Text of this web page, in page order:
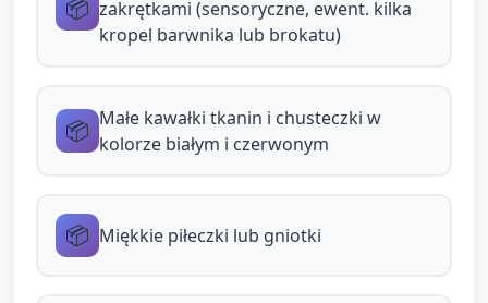
Stacja 3 — Wstążki/małe flagi: dziecko
macha wstążką w rytm spokojnej muzyki
do naśladowania).
machaj". Pozwól dziecku na swobodne
eksperymentowanie przez około 1–2 minuty przy
📦 zakrętkami (sensoryczne, ewent. kilka
kropel barwnika lub brokatu)
📦 Małe kawałki tkanin i chusteczki w
kolorze białym i czerwonym
📦 Miękkie piłeczki lub gniotki